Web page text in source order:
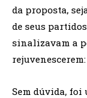
da proposta,
de seus
sinalizavam a
Sem dúvida, foi